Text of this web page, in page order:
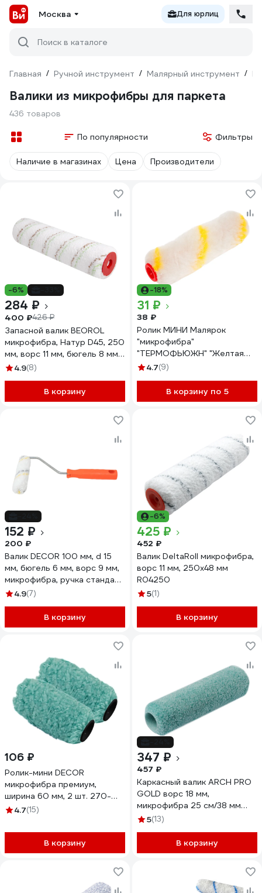
Москва Для юрлиц
Поиск в каталоге
Главная / Ручной инструмент / Малярный инструмент /
Валики из микрофибры для паркета
436 товаров
По популярности Фильтры
Наличие в магазинах Цена Производители
-6%
284 ₽
400 ₽426 ₽
Запасной валик BEOROL
микрофибра, Натур D45, 250
мм, ворс 11 мм, бюгель 8 мм
40629
4.9(8)
В корзину
-18%
31 ₽
38 ₽
Ролик МИНИ Малярок
"микрофибра"
"ТЕРМОФЬЮЖН" "Желтая
Борода" 100 мм D 16 мм,
под ручку 6 мм "" 750-2100
4.7(9)
В корзину по 5
152 ₽
200 ₽
Валик DECOR 100 мм, d 15
мм, бюгель 6 мм, ворс 9 мм,
микрофибра, ручка стандарт
mini 906-6110 11608100
4.9(7)
В корзину
-6%
425 ₽
452 ₽
Валик DeltaRoll микрофибра,
ворс 11 мм, 250х48 мм
R04250
5(1)
В корзину
106 ₽
Ролик-мини DECOR
микрофибра премиум,
ширина 60 мм, 2 шт. 270-
0060 11613249
4.7(15)
В корзину
347 ₽
457 ₽
Каркасный валик ARCH PRO
GOLD ворс 18 мм,
микрофибра 25 см/38 мм
275125
5(13)
В корзину